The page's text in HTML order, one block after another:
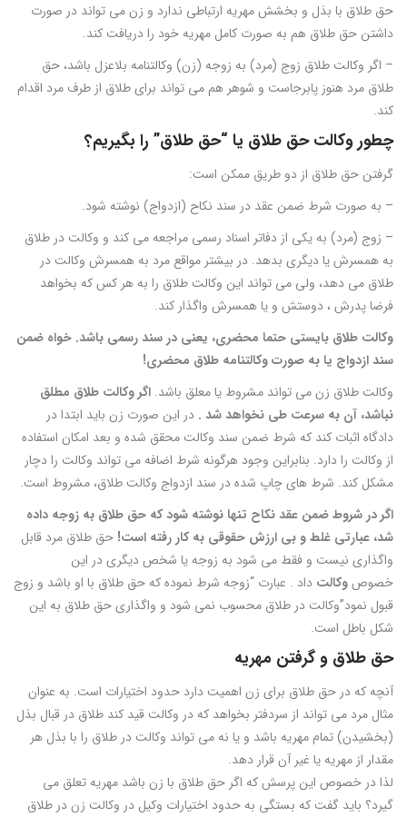
حق طلاق با بذل و بخشش مهریه ارتباطی ندارد و زن می تواند در صورت
داشتن حق طلاق هم به صورت کامل مهریه خود را دریافت کند.
– اگر وکالت طلاق زوج (مرد) به زوجه (زن) وکالتنامه بلاعزل باشد، حق
طلاق مرد هنوز پابرجاست و شوهر هم می تواند برای طلاق از طرف مرد اقدام
کند.
چطور وکالت حق طلاق یا “حق طلاق” را بگیریم؟
گرفتن حق طلاق از دو طریق ممکن است:
– به صورت شرط ضمن عقد در سند نکاح (ازدواج) نوشته شود.
– زوج (مرد) به یکی از دفاتر اسناد رسمی مراجعه می کند و وکالت در طلاق
به همسرش یا دیگری بدهد. در بیشتر مواقع مرد به همسرش وکالت در
طلاق می دهد، ولی می تواند این وکالت طلاق را به هر کس که بخواهد
فرضا پدرش ، دوستش و یا همسرش واگذار کند.
وکالت طلاق بایستی حتما محضری، یعنی در سند رسمی باشد. خواه ضمن
سند ازدواج یا به صورت وکالتنامه طلاق محضری!
وکالت طلاق زن می تواند مشروط یا معلق باشد. اگر وکالت طلاق مطلق
نباشد، آن به سرعت طی نخواهد شد . در این صورت زن باید ابتدا در
دادگاه اثبات کند که شرط ضمن سند وکالت محقق شده و بعد امکان استفاده
از وکالت را دارد. بنابراین وجود هرگونه شرط اضافه می تواند وکالت را دچار
مشکل کند. شرط های چاپ شده در سند ازدواج وکالت طلاق، مشروط است.
اگر در شروط ضمن عقد نکاح تنها نوشته شود که حق طلاق به زوجه داده
شد، عبارتی غلط و بی ارزش حقوقی به کار رفته است! حق طلاق مرد قابل
واگذاری نیست و فقط می شود به زوجه یا شخص دیگری در این
خصوصوکالت داد . عبارت “زوجه شرط نموده که حق طلاق با او باشد و زوج
قبول نمود”وکالت در طلاق محسوب نمی شود و واگذاری حق طلاق به این
شکل باطل است.
حق طلاق و گرفتن مهریه
آنچه که در حق طلاق برای زن اهمیت دارد حدود اختیارات است. به عنوان
مثال مرد می تواند از سردفتر بخواهد که در وکالت قید کند طلاق در قبال بذل
(بخشیدن) تمام مهریه باشد و یا نه می تواند وکالت در طلاق را با بذل هر
مقدار از مهریه یا غیر آن قرار دهد.
لذا در خصوص این پرسش که اگر حق طلاق با زن باشد مهریه تعلق می
گیرد؟ باید گفت که بستگی به حدود اختیارات وکیل در وکالت زن در طلاق